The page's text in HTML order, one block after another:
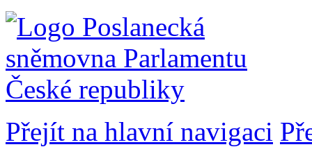
Přejít na hlavní navigaci